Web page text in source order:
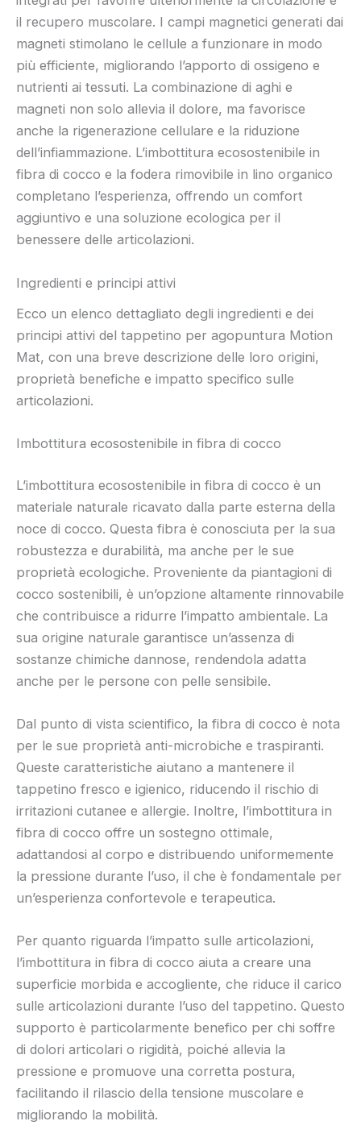
il recupero muscolare. I campi magnetici generati dai
magneti stimolano le cellule a funzionare in modo
più efficiente, migliorando l’apporto di ossigeno e
nutrienti ai tessuti. La combinazione di aghi e
magneti non solo allevia il dolore, ma favorisce
anche la rigenerazione cellulare e la riduzione
dell’infiammazione. L’imbottitura ecosostenibile in
fibra di cocco e la fodera rimovibile in lino organico
completano l’esperienza, offrendo un comfort
aggiuntivo e una soluzione ecologica per il
benessere delle articolazioni.
Ingredienti e principi attivi
Ecco un elenco dettagliato degli ingredienti e dei
principi attivi del tappetino per agopuntura Motion
Mat, con una breve descrizione delle loro origini,
proprietà benefiche e impatto specifico sulle
articolazioni.
Imbottitura ecosostenibile in fibra di cocco
L’imbottitura ecosostenibile in fibra di cocco è un
materiale naturale ricavato dalla parte esterna della
noce di cocco. Questa fibra è conosciuta per la sua
robustezza e durabilità, ma anche per le sue
proprietà ecologiche. Proveniente da piantagioni di
cocco sostenibili, è un’opzione altamente rinnovabile
che contribuisce a ridurre l’impatto ambientale. La
sua origine naturale garantisce un’assenza di
sostanze chimiche dannose, rendendola adatta
anche per le persone con pelle sensibile.
Dal punto di vista scientifico, la fibra di cocco è nota
per le sue proprietà anti-microbiche e traspiranti.
Queste caratteristiche aiutano a mantenere il
tappetino fresco e igienico, riducendo il rischio di
irritazioni cutanee e allergie. Inoltre, l’imbottitura in
fibra di cocco offre un sostegno ottimale,
adattandosi al corpo e distribuendo uniformemente
la pressione durante l’uso, il che è fondamentale per
un’esperienza confortevole e terapeutica.
Per quanto riguarda l’impatto sulle articolazioni,
l’imbottitura in fibra di cocco aiuta a creare una
superficie morbida e accogliente, che riduce il carico
sulle articolazioni durante l’uso del tappetino. Questo
supporto è particolarmente benefico per chi soffre
di dolori articolari o rigidità, poiché allevia la
pressione e promuove una corretta postura,
facilitando il rilascio della tensione muscolare e
migliorando la mobilità.